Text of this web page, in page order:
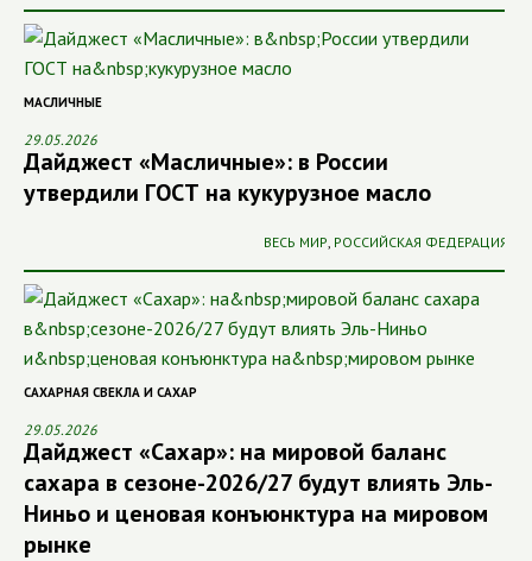
МАСЛИЧНЫЕ
29.05.2026
Дайджест «Масличные»: в России
утвердили ГОСТ на кукурузное масло
ВЕСЬ МИР РОССИЙСКАЯ ФЕДЕРАЦИЯ
САХАРНАЯ СВЕКЛА И САХАР
29.05.2026
Дайджест «Сахар»: на мировой баланс
сахара в сезоне-2026/27 будут влиять Эль-
Ниньо и ценовая конъюнктура на мировом
рынке